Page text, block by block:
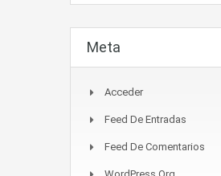
Meta
Acceder
Feed De Entradas
Feed De Comentarios